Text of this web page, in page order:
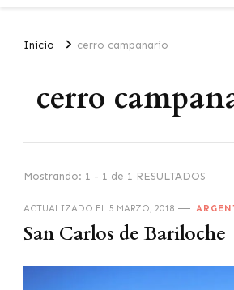
Inicio cerro campanario
cerro
Mostrando: 1 - 1 de 1 RESULTADOS
ACTUALIZADO EL 5 MARZO, 2018
San Carlos de Bariloche